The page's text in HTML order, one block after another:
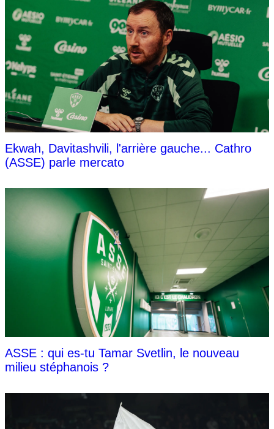
Ekwah, Davitashvili, l'arrière gauche... Cathro
(ASSE) parle mercato
ASSE : qui es-tu Tamar Svetlin, le nouveau
milieu stéphanois ?